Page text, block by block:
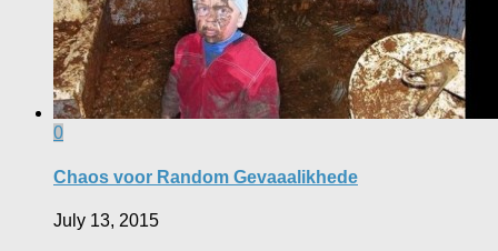
0
Chaos voor Random Gevaaalikhede
July 13, 2015